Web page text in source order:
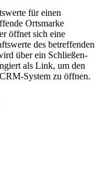
für einen
Ortsmarke
öffnet sich eine
des betreffenden
über ein Schließen-
als Link, um den
System zu öffnen.